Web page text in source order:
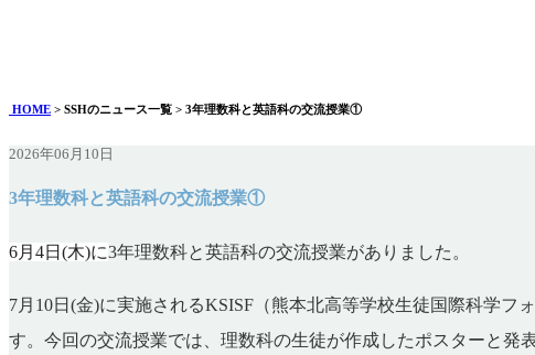
HOME > SSHのニュース一覧 > 3年理数科と英語科の交流授業①
2026年06月10日
3年理数科と英語科の交流授業①
6月4日(木)に3年理数科と英語科の交流授業がありました。
7月10日(金)に実施されるKSISF（熊本北高等学校生徒国際科学
す。今回の交流授業では、理数科の生徒が作成したポスターと